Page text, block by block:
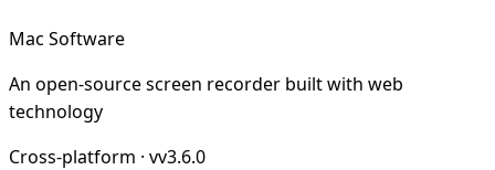
Mac Software
An open-source screen recorder built with web
technology
Cross-platform · vv3.6.0